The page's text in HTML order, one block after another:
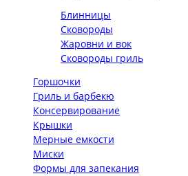
Блинницы
Сковороды
Жаровни и вок
Сковороды гриль
Горшочки
Гриль и барбекю
Консервирование
Крышки
Мерные емкости
Миски
Формы для запекания